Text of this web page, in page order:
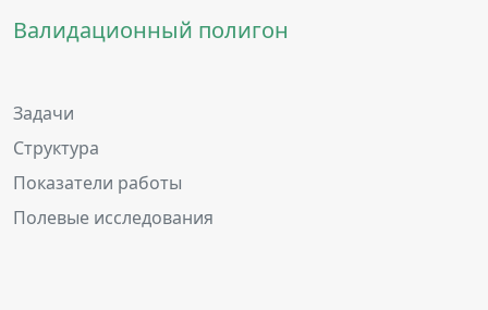
Валидационный полигон
Задачи
Структура
Показатели работы
Полевые исследования